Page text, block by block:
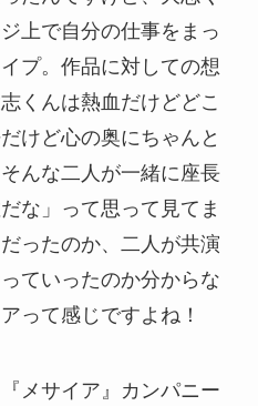
上で自分の仕事をまっ
プ。作品に対しての想
くんは熱血だけどどこ
けど心の奥にちゃんと
んな二人が一緒に座長
な」って思って見てま
ったのか、二人が共演
ていったのか分からな
って感じですよね！
メサイア』カンパニー